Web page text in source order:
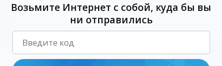
Возьмите Интернет с собой, куда бы вы
ни отправились